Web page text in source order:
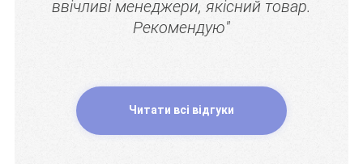
ввічливі менеджери, якісний товар.
Рекомендую"
Читати всі відгуки